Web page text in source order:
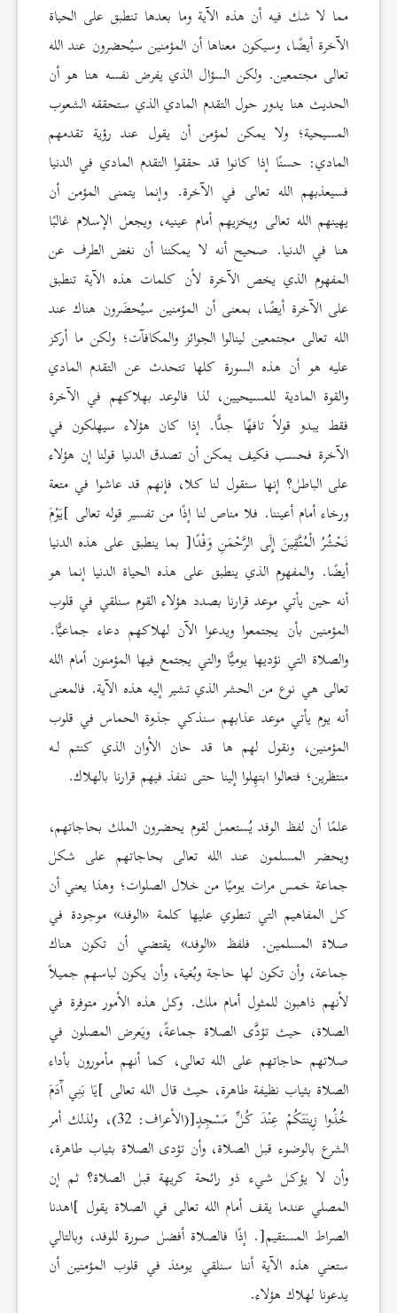
مما لا شك فيه أن هذه الآية وما بعدها تنطبق على الحياة
الآخرة أيضًا، وسيكون معناها أن المؤمنين سيُحضرون عند الله
تعالى مجتمعين. ولكن السؤال الذي يفرض نفسه هنا هو أن
الحديث هنا يدور حول التقدم المادي الذي ستحققه الشعوب
المسيحية؛ ولا يمكن لمؤمن أن يقول عند رؤية تقدمهم
المادي: حسنًا إذا كانوا قد حققوا التقدم المادي في الدنيا
فسيعذبهم الله تعالى في الآخرة. وإنما يتمنى المؤمن أن
يهينهم الله تعالى ويخزيهم أمام عينيه، ويجعل الإسلام غالبًا
هنا في الدنيا. صحيح أنه لا يمكننا أن نغض الطرف عن
المفهوم الذي يخص الآخرة لأن كلمات هذه الآية تنطبق
على الآخرة أيضًا، بمعنى أن المؤمنين سيُحضَرون هناك عند
الله تعالى مجتمعين لينالوا الجوائز والمكافآت؛ ولكن ما أركز
عليه هو أن هذه السورة كلها تتحدث عن التقدم المادي
والقوة المادية للمسيحيين، لذا فالوعد بهلاكهم في الآخرة
فقط يبدو قولاً تافهًا جدًّا. إذا كان هؤلاء سيهلكون في
الآخرة فحسب فكيف يمكن أن تصدق الدنيا قولنا إن هؤلاء
على الباطل؟ إنها ستقول لنا كلا، فإنهم قد عاشوا في متعة
ورخاء أمام أعيننا. فلا مناص لنا إذًا من تفسير قوله تعالى ]يَوْمَ
نَحْشُرُ الْمُتَّقِينَ إِلَى الرَّحْمَنِ وَفْدًا[ بما ينطبق على هذه الدنيا
أيضًا. والمفهوم الذي ينطبق على هذه الحياة الدنيا إنما هو
أنه حين يأتي موعد قرارنا بصدد هؤلاء القوم سنلقي في قلوب
المؤمنين بأن يجتمعوا ويدعوا الآن لهلاكهم دعاء جماعيًّا.
والصلاة التي نؤديها يوميًّا والتي يجتمع فيها المؤمنون أمام الله
تعالى هي نوع من الحشر الذي تشير إليه هذه الآية. فالمعنى
أنه يوم يأتي موعد عذابهم سنذكي جذوة الحماس في قلوب
المؤمنين، ونقول لهم ها قد حان الأوان الذي كنتم لـه
منتظرين؛ فتعالوا ابتهِلوا إلينا حتى ننفذ فيهم قرارنا بالهلاك.
علمًا أن لفظ الوفد يُستعمل لقوم يحضرون الملك بحاجاتهم،
ويحضر المسلمون عند الله تعالى بحاجاتهم على شكل
جماعة خمس مرات يوميًا من خلال الصلوات؛ وهذا يعني أن
كل المفاهيم التي تنطوي عليها كلمة «الوفد» موجودة في
صلاة المسلمين. فلفظ «الوفد» يقتضي أن تكون هناك
جماعة، وأن تكون لها حاجة وبُغية، وأن يكون لباسهم جميلاً
لأنهم ذاهبون للمثول أمام ملك. وكل هذه الأمور متوفرة في
الصلاة، حيث تؤدَّى الصلاة جماعةً، ويَعرض المصلون في
صلاتهم حاجاتهم على الله تعالى، كما أنهم مأمورون بأداء
الصلاة بثياب نظيفة طاهرة، حيث قال الله تعالى ]يَا بَنِي آَدَمَ
خُذُوا زِينَتَكُمْ عِنْدَ كُلِّ مَسْجِدٍ[(الأعراف: 32)، ولذلك أمر
الشرع بالوضوء قبل الصلاة، وأن تؤدى الصلاة بثياب طاهرة،
وأن لا يؤكل شيء ذو رائحة كريهة قبل الصلاة؟ ثم إن
المصلي عندما يقف أمام الله تعالى في الصلاة يقول ]اهدنا
الصراط المستقيم[. إذًا فالصلاة أفضل صورة للوفد، وبالتالي
ستعني هذه الآية أننا سنلقي يومئذ في قلوب المؤمنين أن
يدعونا لهلاك هؤلاء.